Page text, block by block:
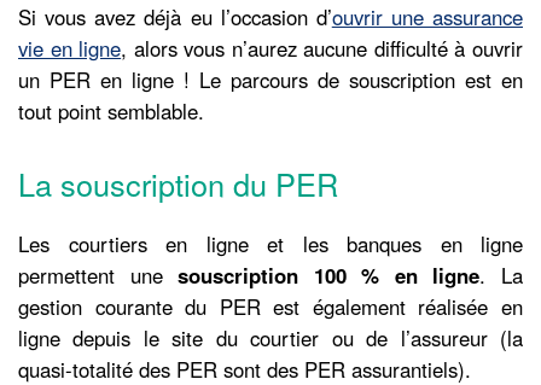
Si vous avez déjà eu l’occasion d’ouvrir une assurance
vie en ligne, alors vous n’aurez aucune difficulté à ouvrir
un PER en ligne ! Le parcours de souscription est en
tout point semblable.
La souscription du PER
Les courtiers en ligne et les banques en ligne
permettent unesouscription 100 % en ligne. La
gestion courante du PER est également réalisée en
ligne depuis le site du courtier ou de l’assureur (la
quasi-totalité des PER sont des PER assurantiels).